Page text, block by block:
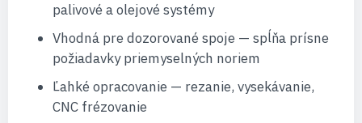
palivové a olejové systémy
Vhodná pre dozorované spoje — spĺňa prísne
požiadavky priemyselných noriem
Ľahké opracovanie — rezanie, vysekávanie,
CNC frézovanie